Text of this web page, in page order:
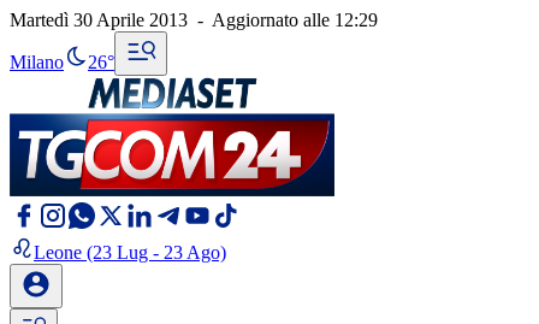
Martedì 30 Aprile 2013 - Aggiornato alle 12:29
Milano 26°
Leone (23 Lug - 23 Ago)